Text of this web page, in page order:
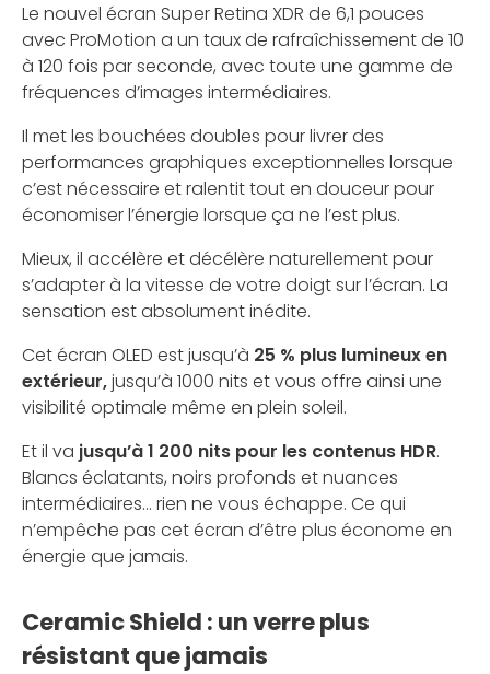
Le nouvel écran Super Retina XDR de 6,1 pouces
avec ProMotion a un taux de rafraîchissement de 10
à 120 fois par seconde, avec toute une gamme de
fréquences d’images intermédiaires.
Il met les bouchées doubles pour livrer des
performances graphiques exceptionnelles lorsque
c’est nécessaire et ralentit tout en douceur pour
économiser l’énergie lorsque ça ne l’est plus.
Mieux, il accélère et décélère naturellement pour
s’adapter à la vitesse de votre doigt sur l’écran. La
sensation est absolument inédite.
Cet écran OLED est jusqu’à 25 % plus lumineux en
extérieur,jusqu’à 1000 nits et vous offre ainsi une
visibilité optimale même en plein soleil.
Et il va jusqu’à 1 200 nits pour les contenus HDR.
Blancs éclatants, noirs profonds et nuances
intermédiaires… rien ne vous échappe. Ce qui
n’empêche pas cet écran d’être plus économe en
énergie que jamais.
Ceramic Shield : un verre plus
résistant que jamais